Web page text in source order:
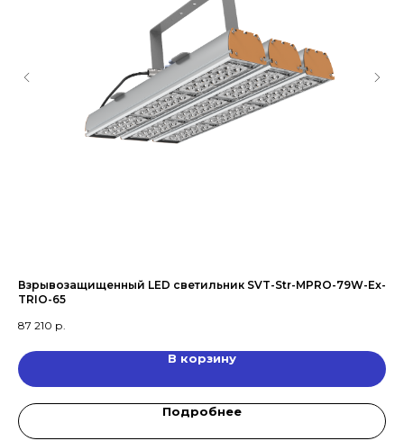
Взрывозащищенный LED светильник SVT-Str-MPRO-79W-Ex-
TRIO-65
87 210 р.
В корзину
Подробнее